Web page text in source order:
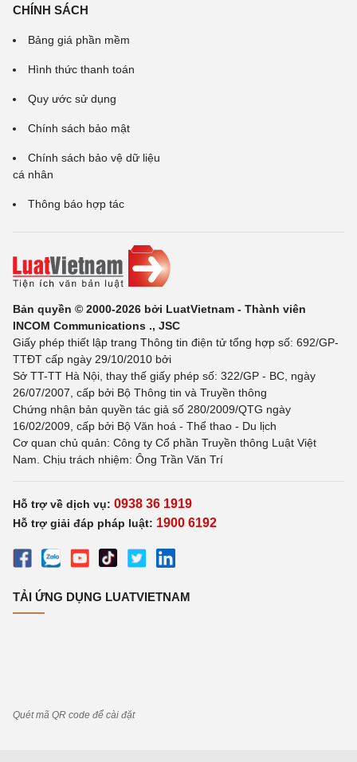
CHÍNH SÁCH
Bảng giá phần mềm
Hình thức thanh toán
Quy ước sử dụng
Chính sách bảo mật
Chính sách bảo vệ dữ liệu
cá nhân
Thông báo hợp tác
Bản quyền © 2000-2026 bởi LuatVietnam - Thành viên
INCOM Communications ., JSC
Giấy phép thiết lập trang Thông tin điện tử tổng hợp số: 692/GP-
TTĐT cấp ngày 29/10/2010 bởi
Sở TT-TT Hà Nội, thay thế giấy phép số: 322/GP - BC, ngày
26/07/2007, cấp bởi Bộ Thông tin và Truyền thông
Chứng nhận bản quyền tác giả số 280/2009/QTG ngày
16/02/2009, cấp bởi Bộ Văn hoá - Thể thao - Du lịch
Cơ quan chủ quản: Công ty Cổ phần Truyền thông Luật Việt
Nam. Chịu trách nhiệm: Ông Trần Văn Trí
Hỗ trợ về dịch vụ: 0938 36 1919
Hỗ trợ giải đáp pháp luật: 1900 6192
TẢI ỨNG DỤNG LUATVIETNAM
Quét mã QR code để cài đặt